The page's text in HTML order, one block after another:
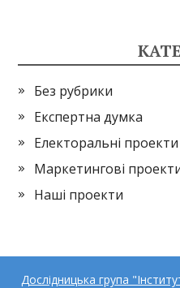
Без рубрики
Експертна думка
Електоральні проекти
Маркетингові
Наші проекти
Дослідницька група